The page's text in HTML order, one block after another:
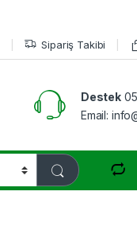
Sipariş Takibi
Destek
Email: